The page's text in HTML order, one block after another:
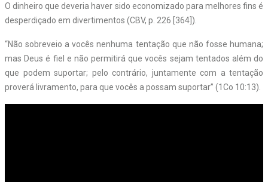
O dinheiro que deveria haver sido economizado para melhores fins é
desperdiçado em divertimentos (CBV, p. 226 [364]).
“Não sobreveio a vocês nenhuma tentação que não fosse humana;
mas Deus é fiel e não permitirá que vocês sejam tentados além do
que podem suportar; pelo contrário, juntamente com a tentação
proverá livramento, para que vocês a possam suportar” (1Co 10:13).